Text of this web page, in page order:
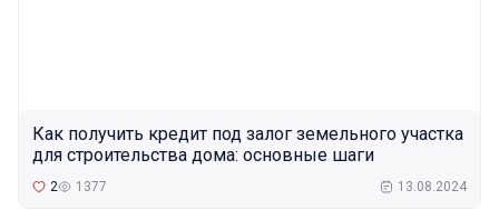
Как получить кредит под залог земельного участка
для строительства дома: основные шаги
2 1377 13.08.2024